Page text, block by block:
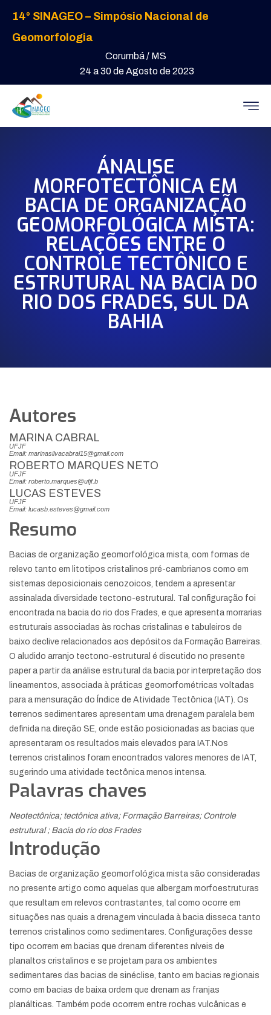
14° SINAGEO – Simpósio Nacional de
Geomorfologia
Corumbá / MS
24 a 30 de Agosto de 2023
ÁNALISE
MORFOTECTÔNICA EM
BACIA DE ORGANIZAÇÃO
GEOMORFOLÓGICA MISTA:
RELAÇÕES ENTRE O
CONTROLE TECTÔNICO E
ESTRUTURAL NA BACIA DO
RIO DOS FRADES, SUL DA
BAHIA
Autores
MARINA CABRAL
UFJF
Email: marinasilvacabral15@gmail.com
ROBERTO MARQUES NETO
UFJF
Email: roberto.marques@ufjf.b
LUCAS ESTEVES
UFJF
Email: lucasb.esteves@gmail.com
Resumo
Bacias de organização geomorfológica mista, com formas de
relevo tanto em litotipos cristalinos pré-cambrianos como em
sistemas deposicionais cenozoicos, tendem a apresentar
assinalada diversidade tectono-estrutural. Tal configuração foi
encontrada na bacia do rio dos Frades, e que apresenta morrarias
estruturais associadas às rochas cristalinas e tabuleiros de
baixo declive relacionados aos depósitos da Formação Barreiras.
O aludido arranjo tectono-estrutural é discutido no presente
paper a partir da análise estrutural da bacia por interpretação dos
lineamentos, associada à práticas geomorfométricas voltadas
para a mensuração do Índice de Atividade Tectônica (IAT). Os
terrenos sedimentares apresentam uma drenagem paralela bem
definida na direção SE, onde estão posicionadas as bacias que
apresentaram os resultados mais elevados para IAT.Nos
terrenos cristalinos foram encontrados valores menores de IAT,
sugerindo uma atividade tectônica menos intensa.
Palavras chaves
Neotectônica; tectônica ativa; Formação Barreiras; Controle
estrutural ; Bacia do rio dos Frades
Introdução
Bacias de organização geomorfológica mista são consideradas
no presente artigo como aquelas que albergam morfoestruturas
que resultam em relevos contrastantes, tal como ocorre em
situações nas quais a drenagem vinculada à bacia disseca tanto
terrenos cristalinos como sedimentares. Configurações desse
tipo ocorrem em bacias que drenam diferentes níveis de
planaltos cristalinos e se projetam para os ambientes
sedimentares das bacias de sinéclise, tanto em bacias regionais
como em bacias de baixa ordem que drenam as franjas
planálticas. Também pode ocorrem entre rochas vulcânicas e